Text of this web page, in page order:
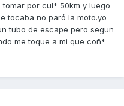
por cul* 50km y luego
tocaba no paró la moto.yo
tubo de escape pero segun
me toque a mi que coñ*